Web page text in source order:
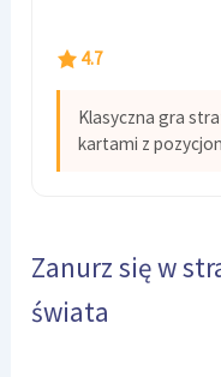
4.7
Klasyczna gra
kartami z
Zanurz się w
świata